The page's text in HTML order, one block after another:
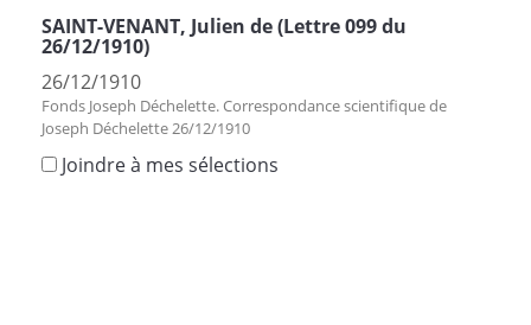
SAINT-VENANT, Julien de (Lettre 099 du
26/12/1910)
26/12/1910
Fonds Joseph Déchelette. Correspondance scientifique de
Joseph Déchelette 26/12/1910
Joindre à mes sélections